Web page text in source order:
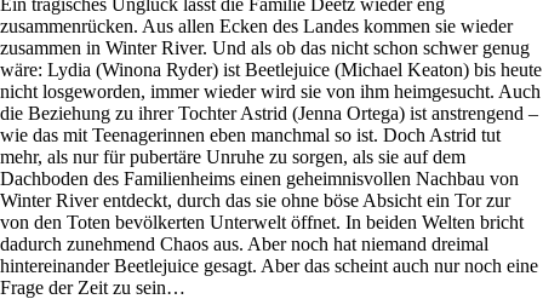
zusammenrücken. Aus allen Ecken des Landes kommen sie wieder
zusammen in Winter River. Und als ob das nicht schon schwer genug
wäre: Lydia (Winona Ryder) ist Beetlejuice (Michael Keaton) bis heute
nicht losgeworden, immer wieder wird sie von ihm heimgesucht. Auch
die Beziehung zu ihrer Tochter Astrid (Jenna Ortega) ist anstrengend –
wie das mit Teenagerinnen eben manchmal so ist. Doch Astrid tut
mehr, als nur für pubertäre Unruhe zu sorgen, als sie auf dem
Dachboden des Familienheims einen geheimnisvollen Nachbau von
Winter River entdeckt, durch das sie ohne böse Absicht ein Tor zur
von den Toten bevölkerten Unterwelt öffnet. In beiden Welten bricht
dadurch zunehmend Chaos aus. Aber noch hat niemand dreimal
hintereinander Beetlejuice gesagt. Aber das scheint auch nur noch eine
Frage der Zeit zu sein…